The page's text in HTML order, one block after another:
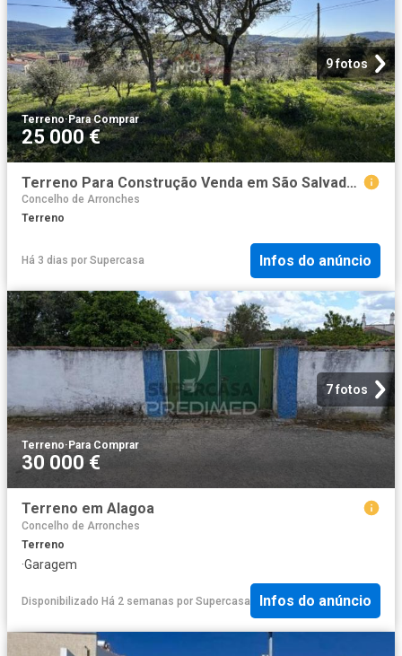
9 fotos
Terreno·Para Comprar
25 000 €
Terreno Para Construção Venda em São Salvador da Aramenha,Marvão
Concelho de Arronches
Terreno
Há 3 dias por Supercasa Infos do anúncio
7 fotos
Terreno· Para Comprar
30 000 €
Terreno em Alagoa
Concelho de Arronches
Terreno
·Garagem
Disponibilizado Há 2 semanas por Supercasa Infos do anúncio